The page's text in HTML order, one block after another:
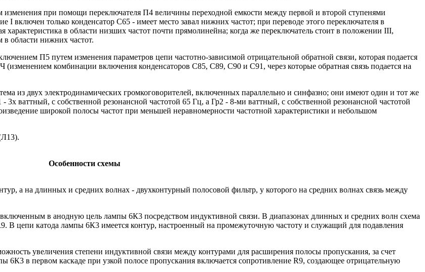
изменения при помощи переключателя П4 величины переходной емкости между первой и второй ступенями
включен только конденсатор C65 - имеет место завал нижних частот; при переводе этого переключателя в
в области низших частот почти прямолинейна; когда же переключатель стоит в положении III,
области нижних частот.
П5 путем изменения параметров цепи частотно-зависимой отрицательной обратной связи, которая подается
комбинации включения конденсаторов C85, C89, C90 и C91, через которые обратная связь подается на
из двух электродинамических громкоговорителей, включенных параллельно и синфазно; они имеют один и тот же
3х ваттный, с собственной резонансной частотой 65 Гц, а Гр2 - 8-ми ваттный, с собственной резонансной частотой
широкой полосы частот при меньшей неравномерности частотной характеристики и небольшом
Особенности схемы
а на длинных и средних волнах - двухконтурный полосовой фильтр, у которого на средних волнах связь между
в анодную цель лампы 6К3 посредством индуктивной связи. В диапазонах длинных и средних волн схема
В цепи катода лампы 6К3 имеется контур, настроенный на промежуточную частоту и служащий для подавления
увеличения степени индуктивной связи между контурами для расширения полосы пропускания, за счет
6К3 в первом каскаде при узкой полосе пропускания включается сопротивление R9, создающее отрицательную